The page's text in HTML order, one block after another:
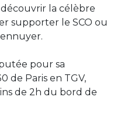
la célèbre
supporter le SCO ou
pour sa
de Paris en TGV,
de 2h du bord de